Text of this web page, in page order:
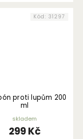
proti lupům 200
ml
skladem
299 Kč
Kód: 31297